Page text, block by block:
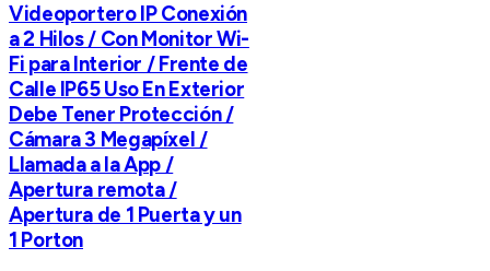
Videoportero IP Conexión
a 2 Hilos / Con Monitor Wi-
Fi para Interior / Frente de
Calle IP65 Uso En Exterior
Debe Tener Protección /
Cámara 3 Megapíxel /
Llamada a la App /
Apertura remota /
Apertura de 1 Puerta y un
1 Porton